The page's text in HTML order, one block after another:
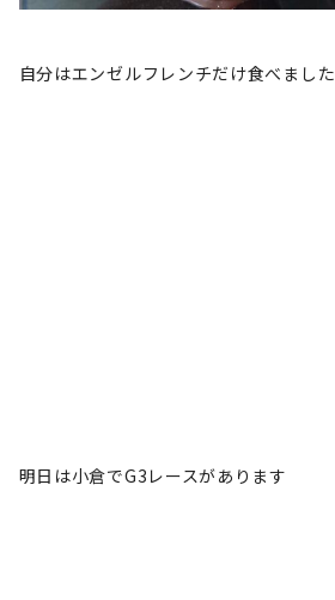
自分はエンゼルフレンチだけ食べました
明日は小倉でG3レースがあります